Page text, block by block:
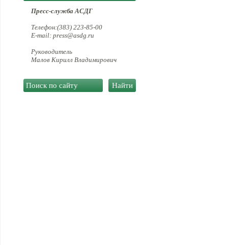
Пресс-служба АСДГ
Телефон:(383) 223-85-00
E-mail: press@asdg.ru
Руководитель
Малов Кирилл Владимирович